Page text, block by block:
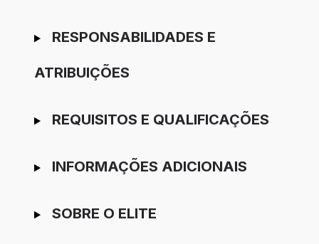
RESPONSABILIDADES E
ATRIBUIÇÕES
REQUISITOS E QUALIFICAÇÕES
INFORMAÇÕES ADICIONAIS
SOBRE O ELITE